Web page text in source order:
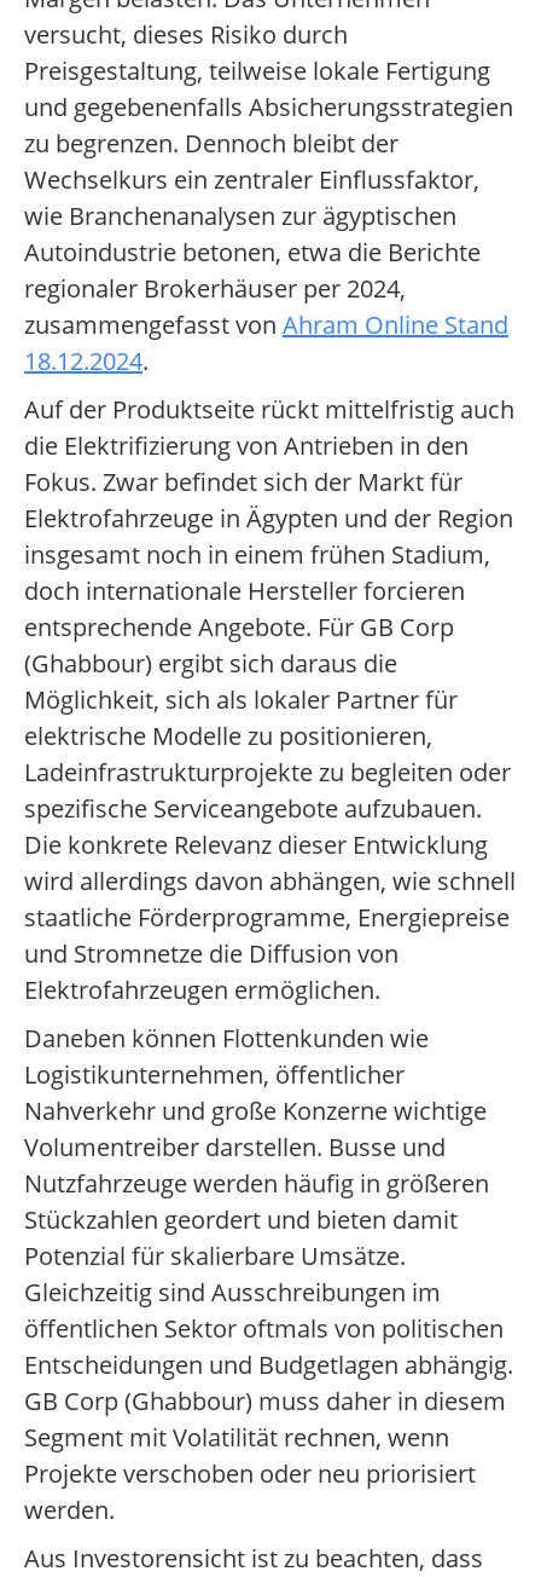
versucht, dieses Risiko durch
Preisgestaltung, teilweise lokale Fertigung
und gegebenenfalls Absicherungsstrategien
zu begrenzen. Dennoch bleibt der
Wechselkurs ein zentraler Einflussfaktor,
wie Branchenanalysen zur ägyptischen
Autoindustrie betonen, etwa die Berichte
regionaler Brokerhäuser per 2024,
zusammengefasst von Ahram Online Stand
18.12.2024.
Auf der Produktseite rückt mittelfristig auch
die Elektrifizierung von Antrieben in den
Fokus. Zwar befindet sich der Markt für
Elektrofahrzeuge in Ägypten und der Region
insgesamt noch in einem frühen Stadium,
doch internationale Hersteller forcieren
entsprechende Angebote. Für GB Corp
(Ghabbour) ergibt sich daraus die
Möglichkeit, sich als lokaler Partner für
elektrische Modelle zu positionieren,
Ladeinfrastrukturprojekte zu begleiten oder
spezifische Serviceangebote aufzubauen.
Die konkrete Relevanz dieser Entwicklung
wird allerdings davon abhängen, wie schnell
staatliche Förderprogramme, Energiepreise
und Stromnetze die Diffusion von
Elektrofahrzeugen ermöglichen.
Daneben können Flottenkunden wie
Logistikunternehmen, öffentlicher
Nahverkehr und große Konzerne wichtige
Volumentreiber darstellen. Busse und
Nutzfahrzeuge werden häufig in größeren
Stückzahlen geordert und bieten damit
Potenzial für skalierbare Umsätze.
Gleichzeitig sind Ausschreibungen im
öffentlichen Sektor oftmals von politischen
Entscheidungen und Budgetlagen abhängig.
GB Corp (Ghabbour) muss daher in diesem
Segment mit Volatilität rechnen, wenn
Projekte verschoben oder neu priorisiert
werden.
Aus Investorensicht ist zu beachten, dass